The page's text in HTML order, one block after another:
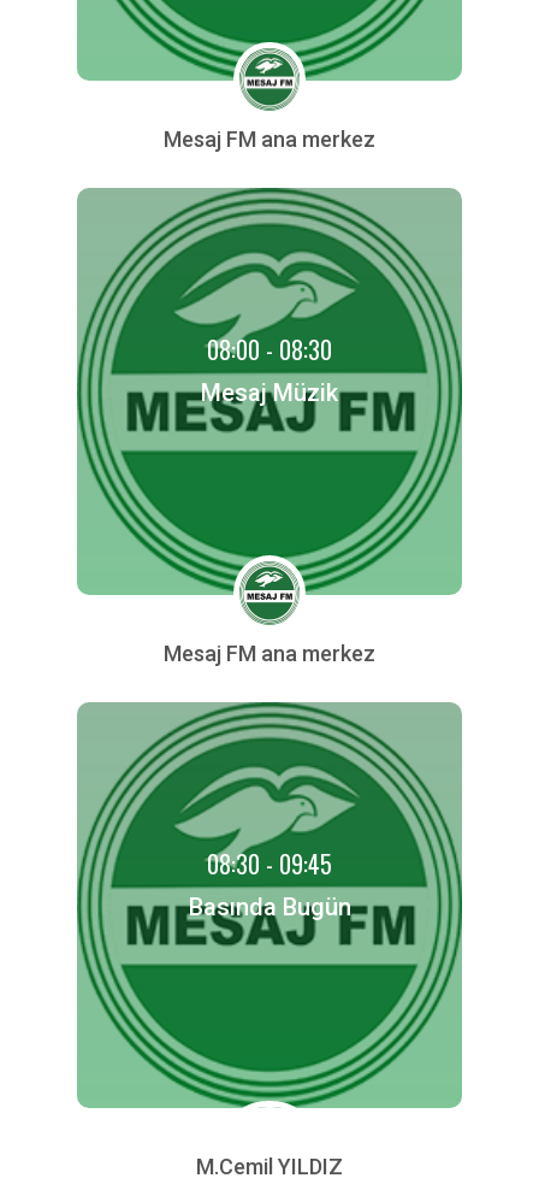
Mesaj FM ana merkez
08:00 - 08:30
Mesaj Müzik
Mesaj FM ana merkez
08:30 - 09:45
Basında Bugün
M.Cemil YILDIZ